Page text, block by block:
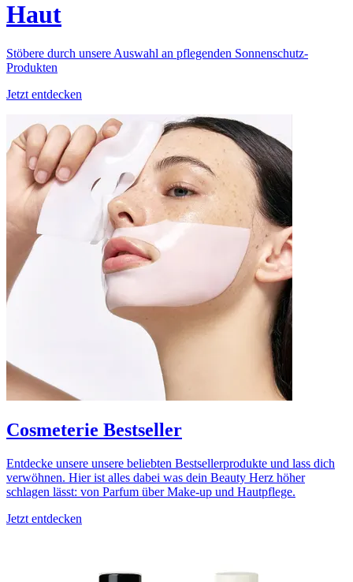
Haut
Stöbere durch unsere Auswahl an pflegenden Sonnenschutz-
Produkten
Jetzt entdecken
Cosmeterie Bestseller
Entdecke unsere unsere beliebten Bestsellerprodukte und lass dich
verwöhnen. Hier ist alles dabei was dein Beauty Herz höher
schlagen lässt: von Parfum über Make-up und Hautpflege.
Jetzt entdecken